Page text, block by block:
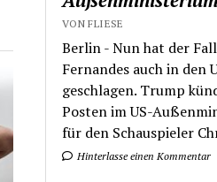
VON FLIESE
Berlin - Nun hat der
Fernandes auch in den
geschlagen. Trump
Posten im US-
für den Schauspieler
Hinterlasse einen Kommentar